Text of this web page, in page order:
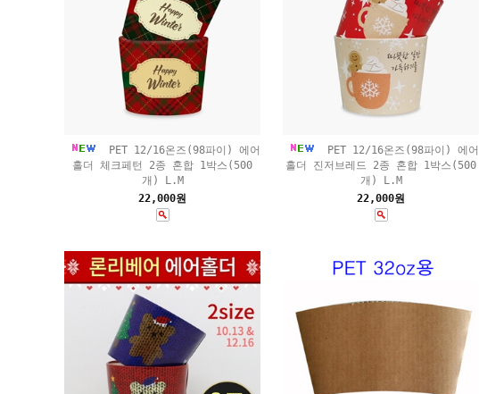
PET 12/16온즈(98파이) 에어
홀더 체크페턴 2종 혼합 1박스(500
개) L.M
22,000원
PET 12/16온즈(98파이) 에어
홀더 진저브레드 2종 혼합 1박스(500
개) L.M
22,000원